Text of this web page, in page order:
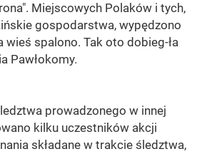
Miejscowych Polaków i tych,
gospodarstwa, wypędzono
wieś spalono. Tak oto dobieg-ła
Pawłokomy.
prowadzonego w innej
kilku uczestników akcji
składane w trakcie śledztwa,